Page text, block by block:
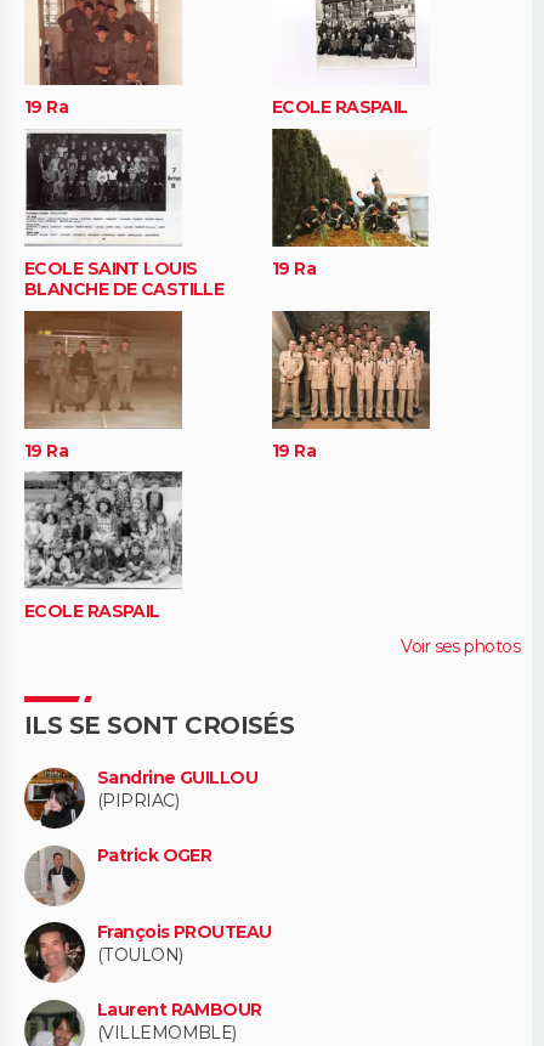
19 Ra ECOLE RASPAIL
ECOLE SAINT LOUIS
BLANCHE DE CASTILLE
19 Ra
19 Ra 19 Ra
ECOLE RASPAIL
Voir ses photos
ILS SE SONT CROISÉS
Sandrine GUILLOU
(PIPRIAC)
Patrick OGER
François PROUTEAU
(TOULON)
Laurent RAMBOUR
(VILLEMOMBLE)